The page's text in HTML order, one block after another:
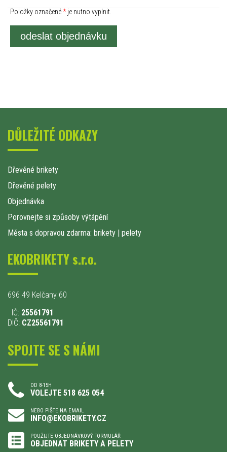
Položky označené*je nutno vyplnit.
odeslat objednávku
DŮLEŽITÉ ODKAZY
Dřevěné brikety
Dřevěné pelety
Objednávka
Porovnejte si způsoby výtápění
Města s dopravou zdarma: brikety | pelety
EKOBRIKETY s.r.o.
696 49 Kelčany 60
IČ: 25561791
DIČ: CZ25561791
SPOJTE SE S NÁMI
OD 8-15H
VOLEJTE 518 625 054
NEBO PIŠTE NA EMAIL
INFO@EKOBRIKETY.CZ
POUŽIJTE OBJEDNÁVKOVÝ FORMULÁŘ
OBJEDNAT BRIKETY A PELETY